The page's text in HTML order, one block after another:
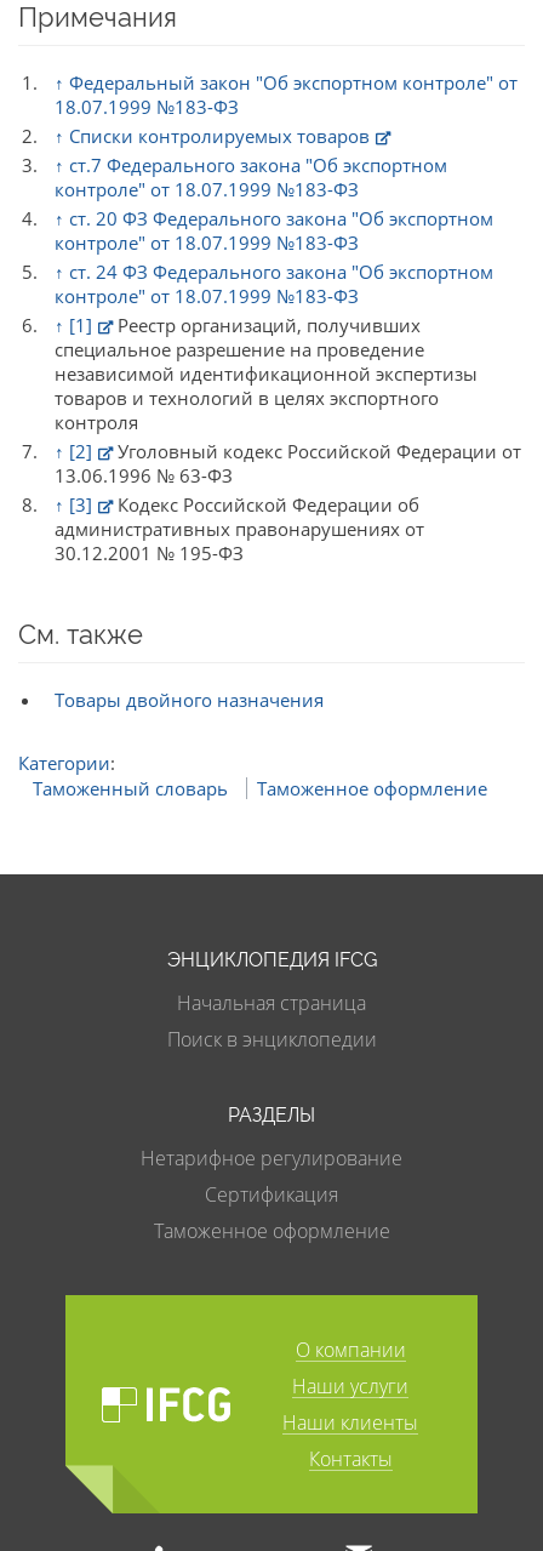
Примечания
↑ Федеральный закон "Об экспортном контроле" от
18.07.1999 №183-ФЗ
↑ Списки контролируемых товаров
↑ ст.7 Федерального закона "Об экспортном
контроле" от 18.07.1999 №183-ФЗ
↑ ст. 20 ФЗ Федерального закона "Об экспортном
контроле" от 18.07.1999 №183-ФЗ
↑ ст. 24 ФЗ Федерального закона "Об экспортном
контроле" от 18.07.1999 №183-ФЗ
↑ [1]
Реестр организаций, получивших
специальное разрешение на проведение
независимой идентификационной экспертизы
товаров и технологий в целях экспортного
контроля
↑ [2]
Уголовный кодекс Российской Федерации от
13.06.1996 № 63-ФЗ
↑ [3]
Кодекс Российской Федерации об
административных правонарушениях от
30.12.2001 № 195-ФЗ
См. также
Товары двойного назначения
Категории:
Таможенный словарь
Таможенное оформление
ЭНЦИКЛОПЕДИЯ IFCG
Начальная страница
Поиск в энциклопедии
РАЗДЕЛЫ
Нетарифное регулирование
Сертификация
Таможенное оформление
О компании
Наши услуги
Наши клиенты
Контакты